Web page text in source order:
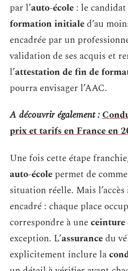
par l’auto-école : le
formation initialed’au
encadrée par un
validation de ses acquis et
l’attestation de fin de
pourra envisager l’AAC.
A découvrir également :
prix et tarifs en France en
Une fois cette étape
auto-école permet de
situation réelle. Mais
encadré : chaque place
correspondre à uneceinture
exception. L’assurancedu
explicitement inclure la